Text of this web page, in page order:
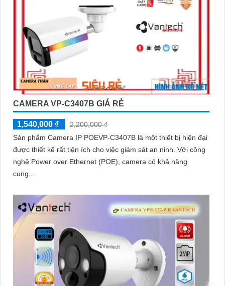
CAMERA VP-C3407B GIÁ RẺ
1,540,000 ₫
2,200,000 ₫
Sản phẩm Camera IP POEVP-C3407B là một thiết bị hiện đại
được thiết kế rất tiện ích cho việc giám sát an ninh. Với công
nghệ Power over Ethernet (POE), camera có khả năng
cung...